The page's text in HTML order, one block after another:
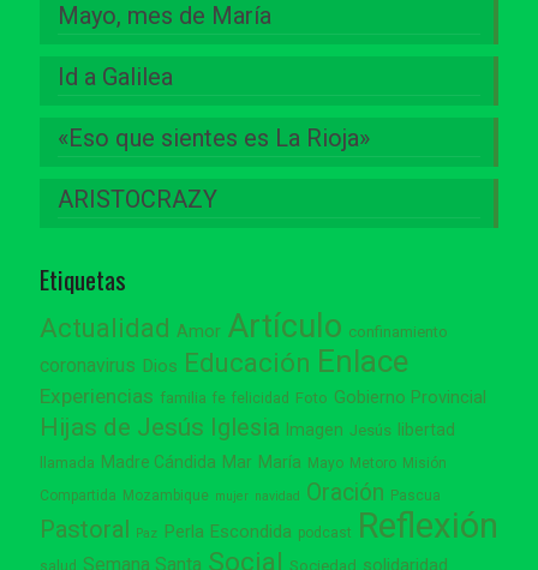
Mayo, mes de María
Id a Galilea
«Eso que sientes es La Rioja»
ARISTOCRAZY
Etiquetas
Actualidad Amor Artículo confinamiento
coronavirus Dios Educación Enlace
Experiencias familia fe felicidad Foto Gobierno Provincial
Hijas de Jesús Iglesia Imagen Jesús libertad
llamada Madre Cándida Mar María Mayo Metoro Misión
Compartida Mozambique mujer navidad Oración Pascua
Pastoral Paz Perla Escondida podcast Reflexión
salud Semana Santa Social Sociedad solidaridad